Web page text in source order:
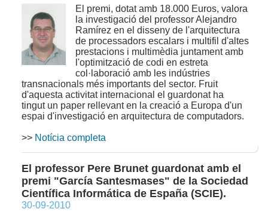
El premi, dotat amb 18.000 Euros, valora
la investigació del professor Alejandro
Ramírez en el disseny de l'arquitectura
de processadors escalars i multifil d'altes
prestacions i multimèdia juntament amb
l'optimització de codi en estreta
col·laboració amb les indústries
transnacionals més importants del sector. Fruit
d'aquesta activitat internacional el guardonat ha
tingut un paper rellevant en la creació a Europa d'un
espai d'investigació en arquitectura de computadors.
>> Notícia completa
El professor Pere Brunet guardonat amb el
premi "García Santesmases" de la Sociedad
Científica Informática de España (SCIE).
30-09-2010